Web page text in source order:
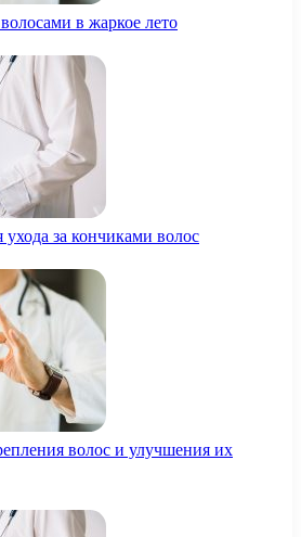
в жаркое лето
за кончиками волос
волос и улучшения их